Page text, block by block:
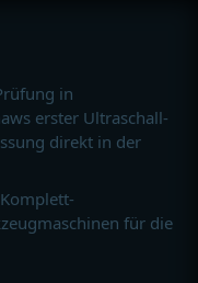
in
erster Ultraschall-
direkt in der
für die